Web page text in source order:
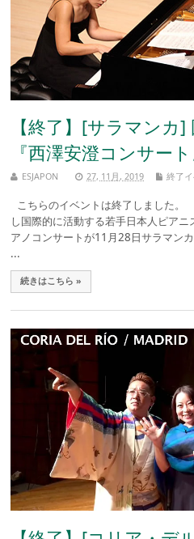
【終了】[サラマンカ
『西澤安澄コンサート
ESJAPON 27, 11月, 2019 終了
こちらのイベントは終了しました。
し国際的に活動する若手日本人ピア
アノコンサートが11月28日サラマン
...
続きはこちら »